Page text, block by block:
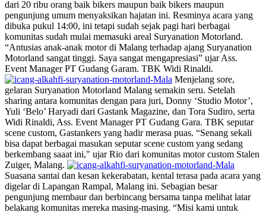
dari 20 ribu orang baik bikers maupun baik bikers maupun
pengunjung umum menyaksikan hajatan ini. Resminya acara yang
dibuka pukul 14:00, ini tetapi sudah sejak pagi hari berbagai
komunitas sudah mulai memasuki areal Suryanation Motorland.
“Antusias anak-anak motor di Malang terhadap ajang Suryanation
Motorland sangat tinggi. Saya sangat mengapresiasi” ujar Ass.
Event Manager PT Gudang Garam. TBK Widi Rinaldi.
Menjelang sore,
gelaran Suryanation Motorland Malang semakin seru. Setelah
sharing antara komunitas dengan para juri, Donny ‘Studio Motor’,
Yuli ‘Belo’ Haryadi dari Gastank Magazine, dan Tora Sudiro, serta
Widi Rinaldi, Ass. Event Manager PT Gudang Gara. TBK seputar
scene custom, Gastankers yang hadir merasa puas. “Senang sekali
bisa dapat berbagai masukan seputar scene custom yang sedang
berkembang saaat ini," ujar Rio dari komunitas motor custom Stalen
Zuiger, Malang.
Suasana santai dan kesan kekerabatan, kental terasa pada acara yang
digelar di Lapangan Rampal, Malang ini. Sebagian besar
pengunjung membaur dan berbincang bersama tanpa melihat latar
belakang komunitas mereka masing-masing. “Misi kami untuk